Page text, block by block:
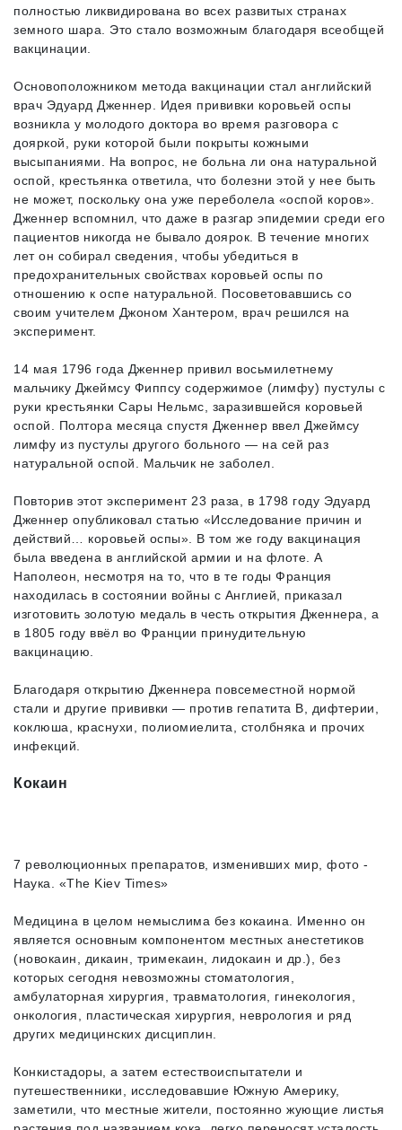
полностью ликвидирована во всех развитых странах
земного шара. Это стало возможным благодаря всеобщей
вакцинации.
Основоположником метода вакцинации стал английский
врач Эдуард Дженнер. Идея прививки коровьей оспы
возникла у молодого доктора во время разговора с
дояркой, руки которой были покрыты кожными
высыпаниями. На вопрос, не больна ли она натуральной
оспой, крестьянка ответила, что болезни этой у нее быть
не может, поскольку она уже переболела «оспой коров».
Дженнер вспомнил, что даже в разгар эпидемии среди его
пациентов никогда не бывало доярок. В течение многих
лет он собирал сведения, чтобы убедиться в
предохранительных свойствах коровьей оспы по
отношению к оспе натуральной. Посоветовавшись со
своим учителем Джоном Хантером, врач решился на
эксперимент.
14 мая 1796 года Дженнер привил восьмилетнему
мальчику Джеймсу Фиппсу содержимое (лимфу) пустулы с
руки крестьянки Сары Нельмс, заразившейся коровьей
оспой. Полтора месяца спустя Дженнер ввел Джеймсу
лимфу из пустулы другого больного — на сей раз
натуральной оспой. Мальчик не заболел.
Повторив этот эксперимент 23 раза, в 1798 году Эдуард
Дженнер опубликовал статью «Исследование причин и
действий… коровьей оспы». В том же году вакцинация
была введена в английской армии и на флоте. А
Наполеон, несмотря на то, что в те годы Франция
находилась в состоянии войны с Англией, приказал
изготовить золотую медаль в честь открытия Дженнера, а
в 1805 году ввёл во Франции принудительную
вакцинацию.
Благодаря открытию Дженнера повсеместной нормой
стали и другие прививки — против гепатита В, дифтерии,
коклюша, краснухи, полиомиелита, столбняка и прочих
инфекций.
Кокаин
7 революционных препаратов, изменивших мир, фото -
Наука. «The Kiev Times»
Медицина в целом немыслима без кокаина. Именно он
является основным компонентом местных анестетиков
(новокаин, дикаин, тримекаин, лидокаин и др.), без
которых сегодня невозможны стоматология,
амбулаторная хирургия, травматология, гинекология,
онкология, пластическая хирургия, неврология и ряд
других медицинских дисциплин.
Конкистадоры, а затем естествоиспытатели и
путешественники, исследовавшие Южную Америку,
заметили, что местные жители, постоянно жующие листья